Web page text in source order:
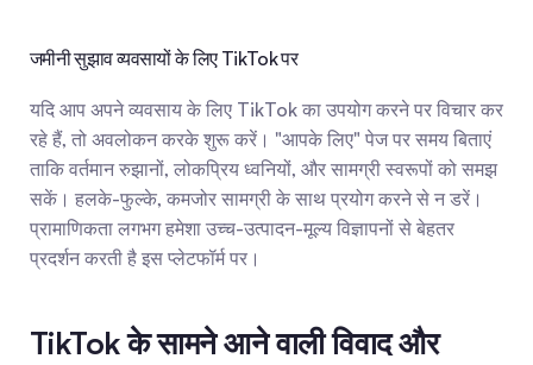
जमीनी सुझाव व्यवसायों के लिए TikTok पर
यदि आप अपने व्यवसाय के लिए TikTok का उपयोग करने पर विचार कर
रहे हैं, तो अवलोकन करके शुरू करें। "आपके लिए" पेज पर समय बिताएं
ताकि वर्तमान रुझानों, लोकप्रिय ध्वनियों, और सामग्री स्वरूपों को समझ
सकें। हलके-फुल्के, कमजोर सामग्री के साथ प्रयोग करने से न डरें।
प्रामाणिकता लगभग हमेशा उच्च-उत्पादन-मूल्य विज्ञापनों से बेहतर
प्रदर्शन करती है इस प्लेटफॉर्म पर।
TikTok के सामने आने वाली विवाद और